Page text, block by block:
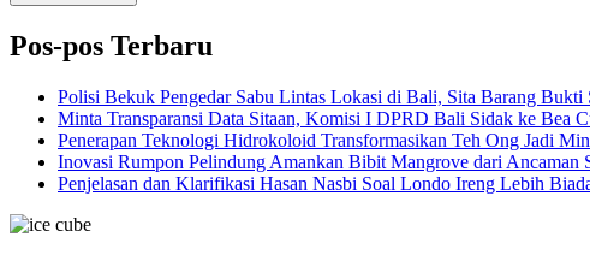
Pos-pos Terbaru
Polisi Bekuk Pengedar Sabu Lintas Lokasi di Bali, Sita Barang Bukti
Minta Transparansi Data Sitaan, Komisi I DPRD Bali Sidak ke Bea
Penerapan Teknologi Hidrokoloid Transformasikan Teh Ong Jadi
Inovasi Rumpon Pelindung Amankan Bibit Mangrove dari Ancaman
Penjelasan dan Klarifikasi Hasan Nasbi Soal Londo Ireng Lebih